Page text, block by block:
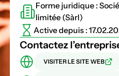
Forme juridique :
limitée (Sàrl)
Active depuis :
Contactez
VISITER LE SITE WEB